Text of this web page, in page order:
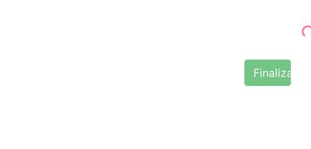
Finalizar